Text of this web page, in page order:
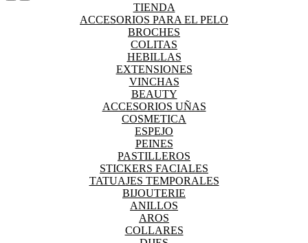
TIENDA
ACCESORIOS PARA EL PELO
BROCHES
COLITAS
HEBILLAS
EXTENSIONES
VINCHAS
BEAUTY
ACCESORIOS UÑAS
COSMETICA
ESPEJO
PEINES
PASTILLEROS
STICKERS FACIALES
TATUAJES TEMPORALES
BIJOUTERIE
ANILLOS
AROS
COLLARES